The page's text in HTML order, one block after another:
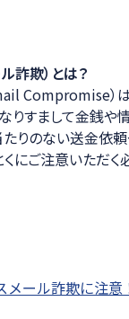
詐欺）とは？
Compromise）
りすまして金銭や
たりのない送金依
にご注意いただく
ール詐欺に注意